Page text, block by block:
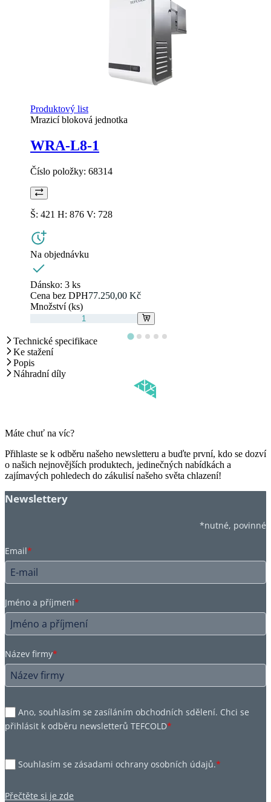
Produktový list
Mrazicí bloková jednotka
WRA-L8-1
Číslo položky: 68314
Š: 421 H: 876 V: 728
Na objednávku
Dánsko: 3 ks
Cena bez DPH77.250,00 Kč
Množství (ks)
Technické specifikace
Ke stažení
Popis
Náhradní díly
Máte chuť na víc?
Přihlaste se k odběru našeho newsletteru a buďte první, kdo se dozví
o našich nejnovějších produktech, jedinečných nabídkách a
zajímavých pohledech do zákulisí našeho světa chlazení!
Newslettery
*nutné, povinné
Email*
Jméno a příjmení*
Název firmy*
Ano, souhlasím se zasíláním obchodních sdělení. Chci se
přihlásit k odběru newsletterů TEFCOLD*
Souhlasím se zásadami ochrany osobních údajů.*
Přečtěte si je zde